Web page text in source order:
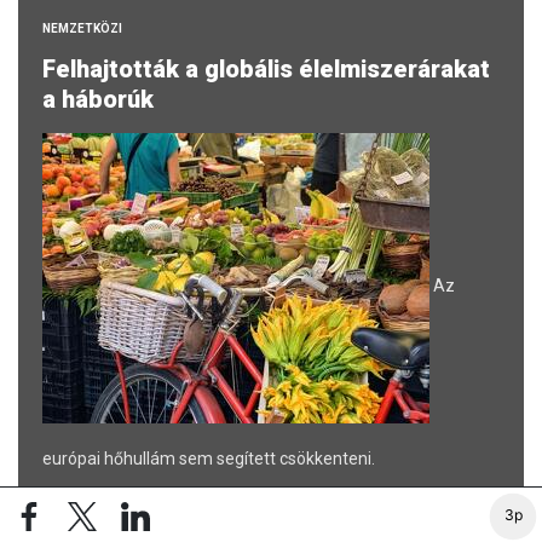
3p
NEMZETKÖZI
Felhajtották a globális élelmiszerárakat
a háborúk
Az
európai hőhullám sem segített csökkenteni.
MAKRO / KÜLGAZDASÁG